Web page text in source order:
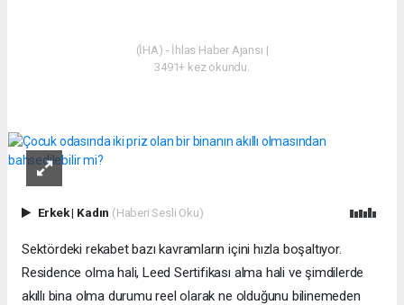
(İHA) - İhlas Haber Ajansı |
3491+ kez okundu.
Erkek| Kadın (Haberi Sesli Oku)
Sektördeki rekabet bazı kavramların içini hızla boşaltıyor.
Residence olma hali, Leed Sertifikası alma hali ve şimdilerde
akıllı bina olma durumu reel olarak ne olduğunu bilinemeden